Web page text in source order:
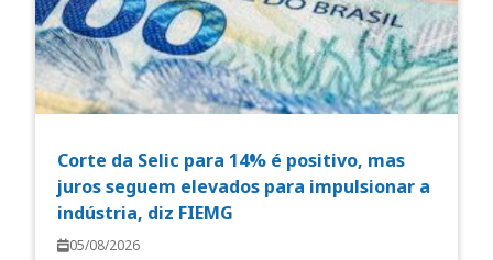
Corte da Selic para 14% é positivo, mas
juros seguem elevados para impulsionar a
indústria, diz FIEMG
05/08/2026